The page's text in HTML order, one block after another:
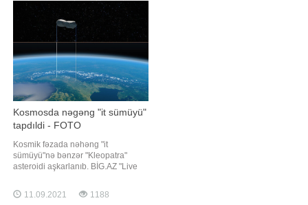
Herald" yazır. Belə ki, bir həftə öncə
anasının evində olan Akuhata qarın
nahiyəsində kəskin ağrı hiss edib
Kosmosda nəgəng "it sümüyü"
tapdıldi - FOTO
Kosmik fəzada nəhəng "it
sümüyü"nə bənzər "Kleopatra"
asteroidi aşkarlanıb. BİG.AZ "Live
alimlərin marağına səbəb olan bu
asteroidin uzunluğu 270 kilometr,
11.09.2021 1188